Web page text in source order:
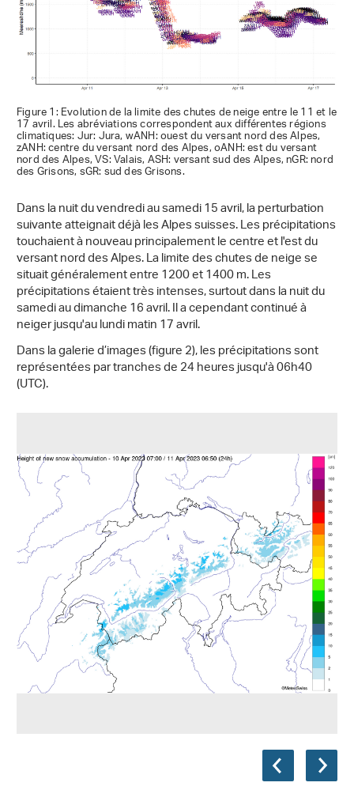
Figure 1: Evolution de la limite des chutes de neige entre le 11 et le
17 avril. Les abréviations correspondent aux différentes régions
climatiques: Jur: Jura, wANH: ouest du versant nord des Alpes,
zANH: centre du versant nord des Alpes, oANH: est du versant
nord des Alpes, VS: Valais, ASH: versant sud des Alpes, nGR: nord
des Grisons, sGR: sud des Grisons.
Dans la nuit du vendredi au samedi 15 avril, la perturbation
suivante atteignait déjà les Alpes suisses. Les précipitations
touchaient à nouveau principalement le centre et l'est du
versant nord des Alpes. La limite des chutes de neige se
situait généralement entre 1200 et 1400 m. Les
précipitations étaient très intenses, surtout dans la nuit du
samedi au dimanche 16 avril. Il a cependant continué à
neiger jusqu'au lundi matin 17 avril.
Dans la galerie d’images (figure 2), les précipitations sont
représentées par tranches de 24 heures jusqu'à 06h40
(UTC).